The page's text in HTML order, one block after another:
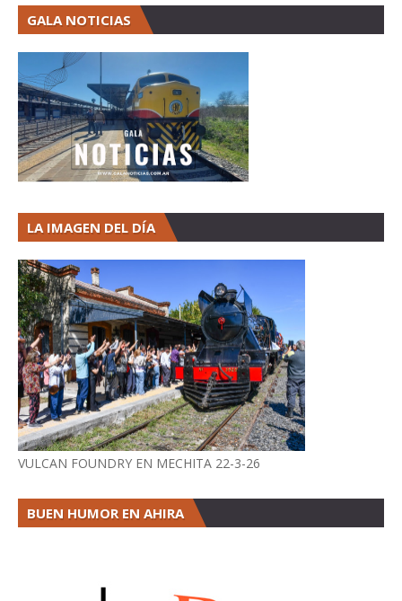
GALA NOTICIAS
LA IMAGEN DEL DÍA
VULCAN FOUNDRY EN MECHITA 22-3-26
BUEN HUMOR EN AHIRA